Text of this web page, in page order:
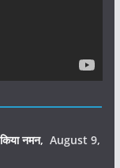
नमन, August 9,